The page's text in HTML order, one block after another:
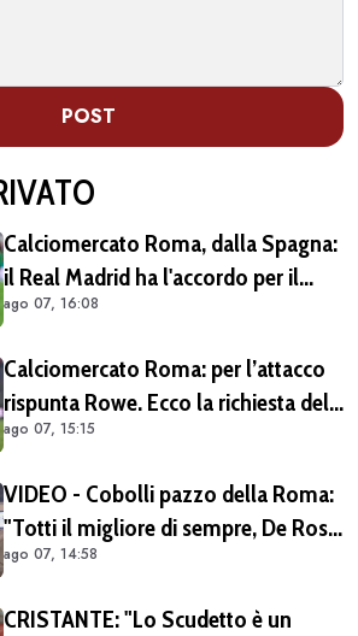
POST
Calciomercato Roma, dalla Spagna:
il Real Madrid ha l'accordo per il
prestito di Endrick in Premier League
ago 07, 16:08
Calciomercato Roma: per l’attacco
rispunta Rowe. Ecco la richiesta del
Bologna
ago 07, 15:15
VIDEO - Cobolli pazzo della Roma:
"Totti il migliore di sempre, De Rossi
il miglior centrocampista. È il club
ago 07, 14:58
CRISTANTE: "Lo Scudetto è un